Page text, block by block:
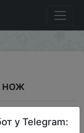
кухонный нож
нож
у Telegram: